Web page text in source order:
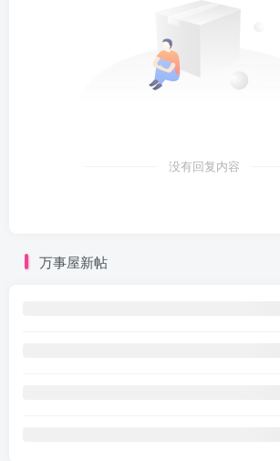
没有回复内容
万事屋新帖